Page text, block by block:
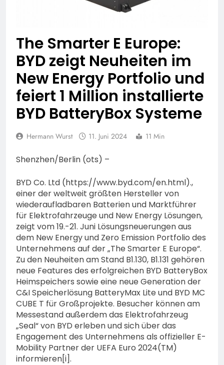
bestohlen: Zeugen
gesucht!; Mercedes
Fahrraddieb gesehen?
5. August 2026
The Smarter E Europe:
BYD zeigt Neuheiten im
New Energy Portfolio und
feiert 1 Million installierte
BYD BatteryBox Systeme
Hermann Wurst 11. Juni 2024 11 Min
Shenzhen/Berlin (ots) –
BYD Co. Ltd (https://www.byd.com/en.html).,
einer der weltweit größten Hersteller von
wiederaufladbaren Batterien und Marktführer
für Elektrofahrzeuge und New Energy Lösungen,
zeigt vom 19.-21. Juni Lösungsneuerungen aus
dem New Energy und Zero Emission Portfolio des
Unternehmens auf der „The Smarter E Europe“.
Zu den Neuheiten am Stand B1.130, B1.131 gehören
neue Features des erfolgreichen BYD BatteryBox
Heimspeichers sowie eine neue Generation der
C&I Speicherlösung BatteryMax Lite und BYD MC
CUBE T für Großprojekte. Besucher können am
Messestand außerdem das Elektrofahrzeug
„Seal“ von BYD erleben und sich über das
Engagement des Unternehmens als offizieller E-
Mobility Partner der UEFA Euro 2024(TM)
informieren[i].